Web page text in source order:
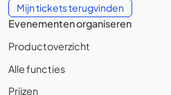
Mijn tickets terugvinden
Evenementen organiseren
Productoverzicht
Alle functies
Prijzen